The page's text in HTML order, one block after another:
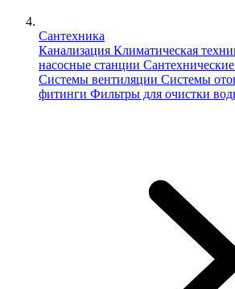
Сантехника
Канализация Климатическая
насосные станции
Системы вентиляции Системы
фитинги Фильтры для очистки